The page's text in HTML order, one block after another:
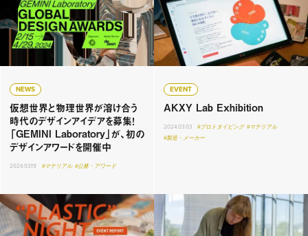
NEWS
仮想世界と物理世界が溶け合う
時代のデザインアイデアを募集！
「GEMINI Laboratory」が、初の
デザインアワードを開催中
2024.03.19 #マテリアル #公募・アワード
EVENT
AKXY Lab Exhibition
2024.03.03 #プロトタイピング #マテリアル
#製造・メーカー